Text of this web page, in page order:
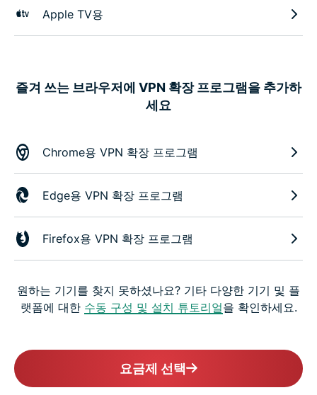
Apple TV용
즐겨 쓰는 브라우저에 VPN 확장 프로그램을 추가하
세요
Chrome용 VPN 확장 프로그램
Edge용 VPN 확장 프로그램
Firefox용 VPN 확장 프로그램
원하는 기기를 찾지 못하셨나요? 기타 다양한 기기 및 플
랫폼에 대한 수동 구성 및 설치 튜토리얼을 확인하세요.
요금제 선택